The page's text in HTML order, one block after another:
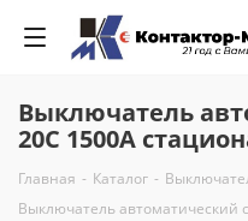
Выключатель
20С 1500А
Главная - Каталог -
Выключатель автоматический